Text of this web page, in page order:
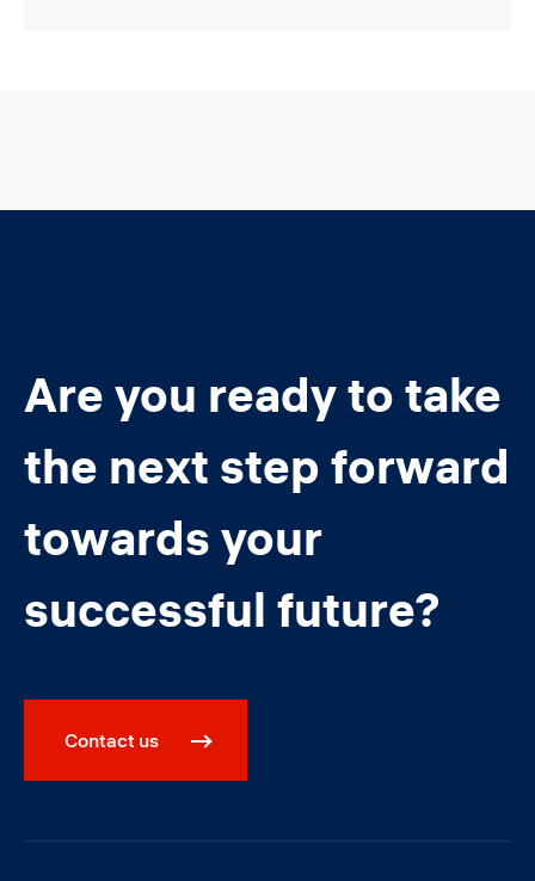
Are you ready to take
the next step forward
towards your
successful future?
Contact us